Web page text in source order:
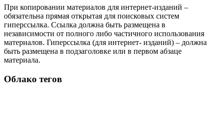
При копировании материалов для интернет-изданий –
обязательна прямая открытая для поисковых систем
гиперссылка. Ссылка должна быть размещена в
независимости от полного либо частичного использования
материалов. Гиперссылка (для интернет- изданий) – должна
быть размещена в подзаголовке или в первом абзаце
материала.
Облако тегов